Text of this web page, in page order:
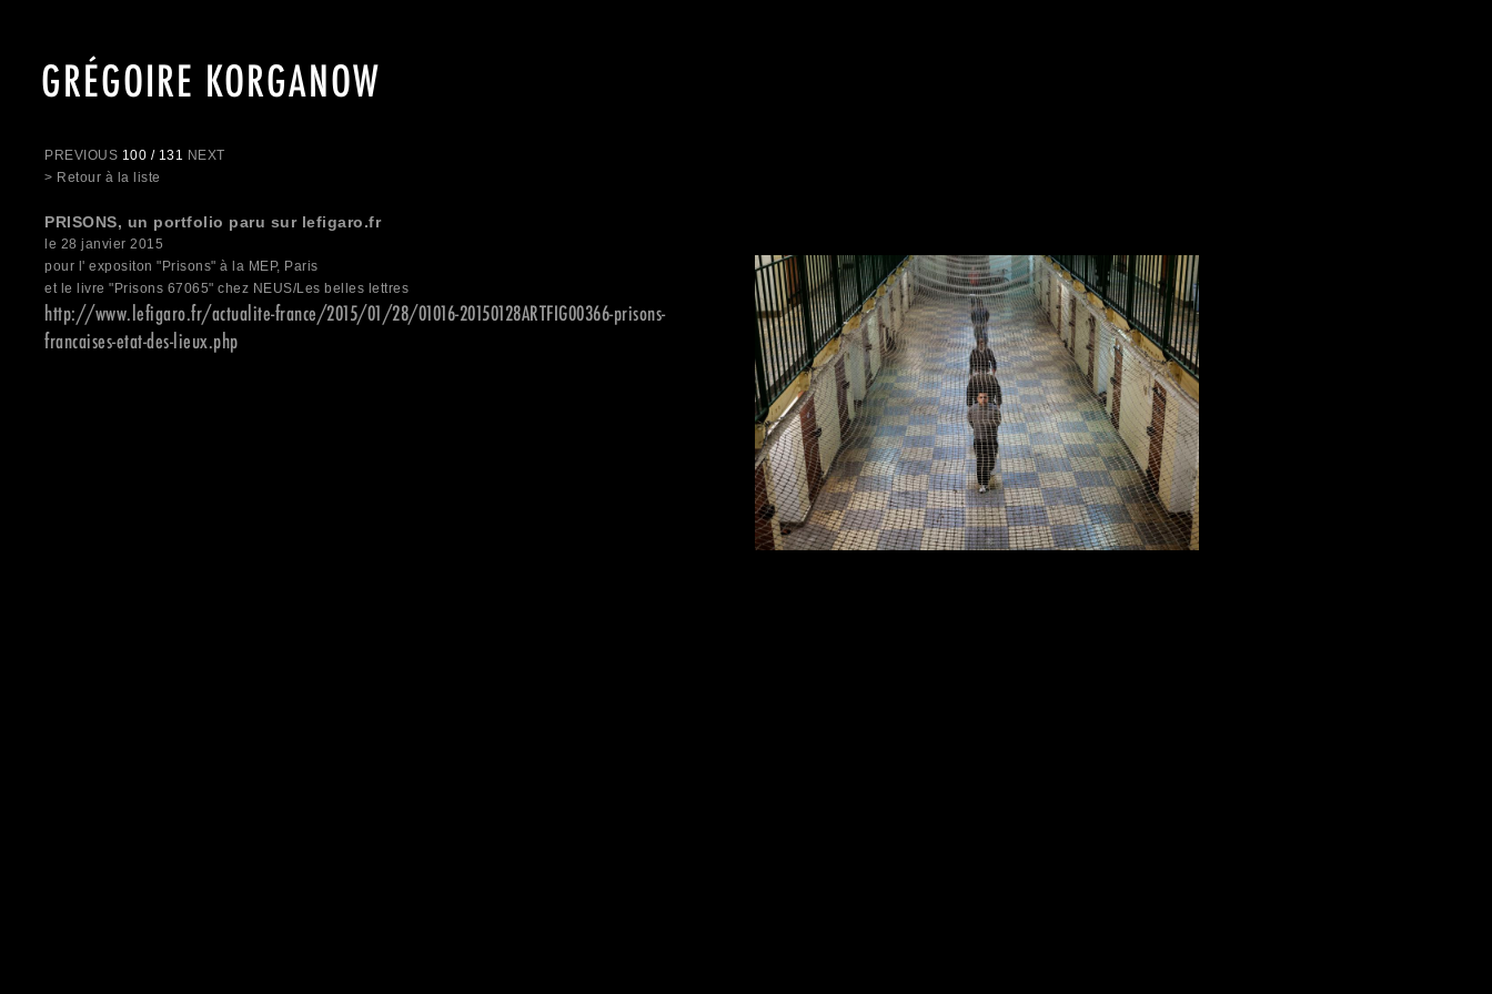
GRÉGOIRE KORGANOW
PREVIOUS 100 / 131 NEXT
> Retour à la liste
PRISONS, un portfolio paru sur lefigaro.fr
le 28 janvier 2015
pour l' expositon "Prisons" à la MEP, Paris
et le livre "Prisons 67065" chez NEUS/Les belles lettres
http://www.lefigaro.fr/actualite-france/2015/01/28/01016-20150128ARTFIG00366-prisons-
francaises-etat-des-lieux.php